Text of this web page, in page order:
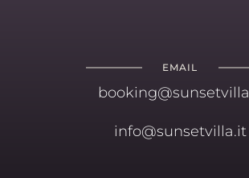
EMAIL
info@sunsetvilla.it